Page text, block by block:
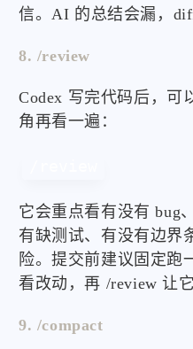
信。AI 的总结会漏，
8. /review
Codex 写完代码后，可
角再看一遍：
它会重点看有没有 bug
有缺测试、有没有边界
险。提交前建议固定跑
看改动，再 /review 让它
9. /compact